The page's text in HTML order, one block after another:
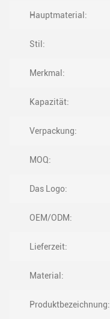
Hauptmaterial:
Stil:
Merkmal:
Kapazität:
Verpackung:
MOQ:
Das Logo:
OEM/ODM:
Lieferzeit:
Material:
Produktbezeichnung: